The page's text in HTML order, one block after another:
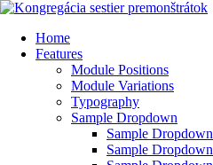
Home
Features
Module Positions
Module Variations
Typography
Sample Dropdown
Sample Dropdown
Sample Dropdown